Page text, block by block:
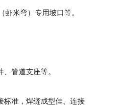
米弯）专用坡口等。
管道支座等。
准，焊缝成型佳、连接